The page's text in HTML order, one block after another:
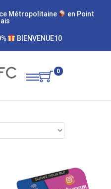
Métropolitaine
en Point​
BIENVENUE10
0